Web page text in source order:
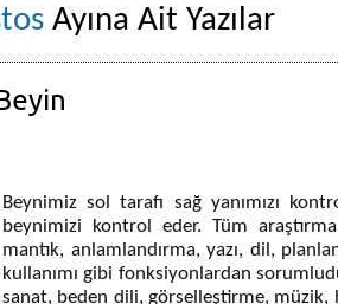
Ayına Ait Yazılar
Beynimiz sol tarafı sağ yanımızı
beynimizi kontrol eder. Tüm
mantık, anlamlandırma, yazı, dil,
kullanımı gibi fonksiyonlardan
sanat, beden dili, görselleştirme, müzik,